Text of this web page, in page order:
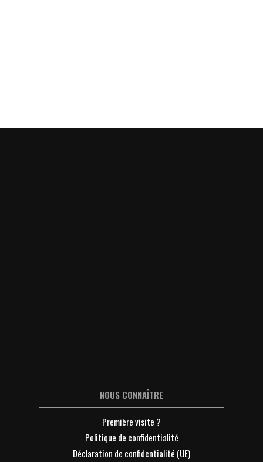
NOUS CONNAÎTRE
Première visite ?
Politique de confidentialité
Déclaration de confidentialité (UE)